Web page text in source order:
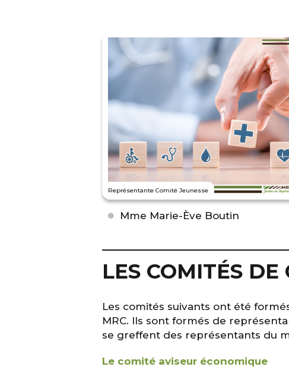
Représentante Comité Jeunesse
Mme Marie-Ève Boutin
LES COMITÉS DE
Les comités suivants ont été
MRC. Ils sont formés de
se greffent des représentants du
Le comité aviseur économique